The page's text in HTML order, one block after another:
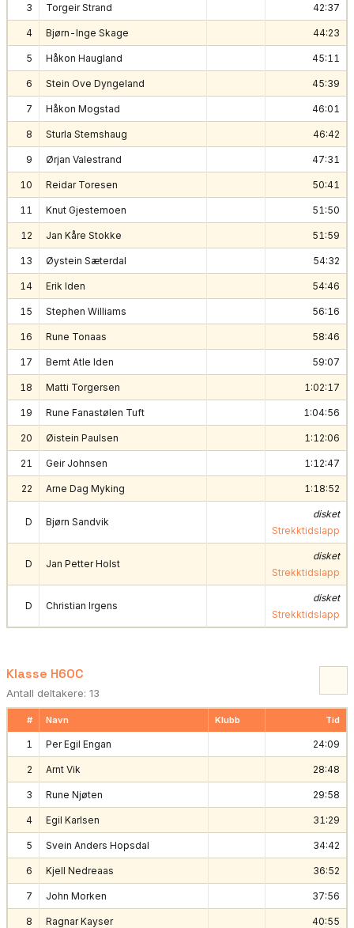
3 Torgeir Strand 42:37
4 Bjørn-Inge Skage 44:23
5 Håkon Haugland 45:11
6 Stein Ove Dyngeland 45:39
7 Håkon Mogstad 46:01
8 Sturla Stemshaug 46:42
9 Ørjan Valestrand 47:31
10 Reidar Toresen 50:41
11 Knut Gjestemoen 51:50
12 Jan Kåre Stokke 51:59
13 Øystein Sæterdal 54:32
14 Erik Iden 54:46
15 Stephen Williams 56:16
16 Rune Tonaas 58:46
17 Bernt Atle Iden 59:07
18 Matti Torgersen 1:02:17
19 Rune Fanastølen Tuft 1:04:56
20 Øistein Paulsen 1:12:06
21 Geir Johnsen 1:12:47
22 Arne Dag Myking 1:18:52
D Bjørn Sandvik
disket
Strekktidslapp
D Jan Petter Holst
disket
Strekktidslapp
D Christian Irgens
disket
Strekktidslapp
Klasse H60C
Antall deltakere: 13
# Navn Klubb Tid
1 Per Egil Engan 24:09
2 Arnt Vik 28:48
3 Rune Njøten 29:58
4 Egil Karlsen 31:29
5 Svein Anders Hopsdal 34:42
6 Kjell Nedreaas 36:52
7 John Morken 37:56
8 Ragnar Kayser 40:55